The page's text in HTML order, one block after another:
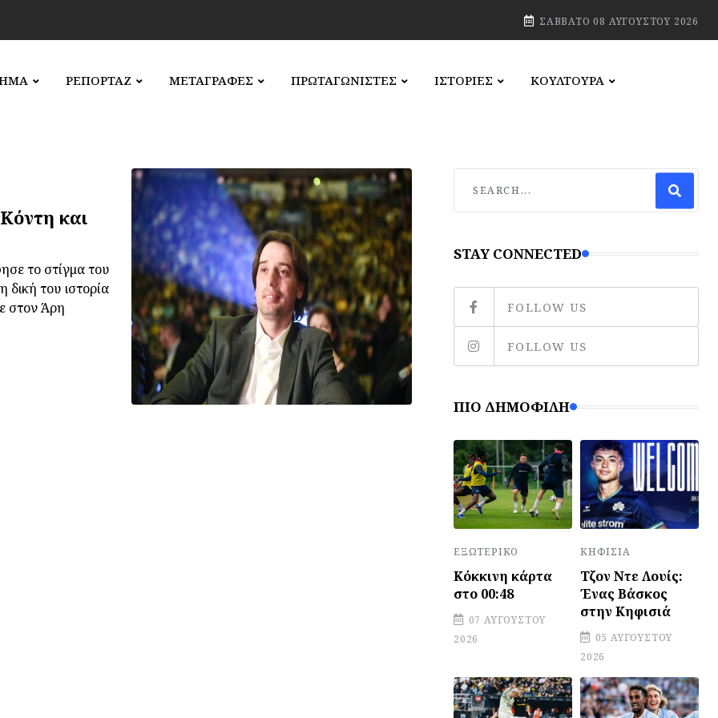
ΣΆΒΒΑΤΟ 08 ΑΥΓΟΎΣΤΟΥ 2026
ΡΕΠΟΡΤΑΖ ΜΕΤΑΓΡΑΦΕΣ ΠΡΩΤΑΓΩΝΙΣΤΕΣ ΙΣΤΟΡΙΕΣ ΚΟΥΛΤΟΥΡΑ
και
το στίγμα του
του ιστορία
στον Άρη
STAY CONNECTED
FOLLOW US
FOLLOW US
ΠΙΟ ΔΗΜΟΦΙΛΉ
ΕΞΩΤΕΡΙΚΌ
Κόκκινη κάρτα
στο 00:48
07 ΑΥΓΟΎΣΤΟΥ
2026
ΚΗΦΙΣΙΆ
Τζον Ντε Λουίς:
Ένας Βάσκος
στην Κηφισιά
05 ΑΥΓΟΎΣΤΟΥ
2026